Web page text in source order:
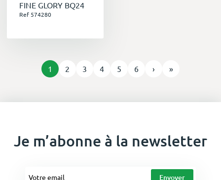
FINE GLORY BQ24
Ref 574280
1 2 3 4 5 6 › »
Je m’abonne à la newsletter